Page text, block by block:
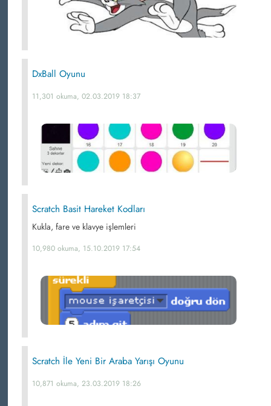
DxBall Oyunu
11,301 okuma, 02.03.2019 18:37
Scratch Basit Hareket Kodları
Kukla, fare ve klavye işlemleri
10,980 okuma, 15.10.2019 17:54
Scratch İle Yeni Bir Araba Yarışı Oyunu
10,871 okuma, 23.03.2019 18:26